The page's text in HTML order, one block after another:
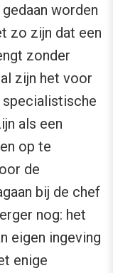
worden
zo zijn dat een
zonder
zijn het voor
als een
op te
de
bij de chef
nog: het
eigen ingeving
enige